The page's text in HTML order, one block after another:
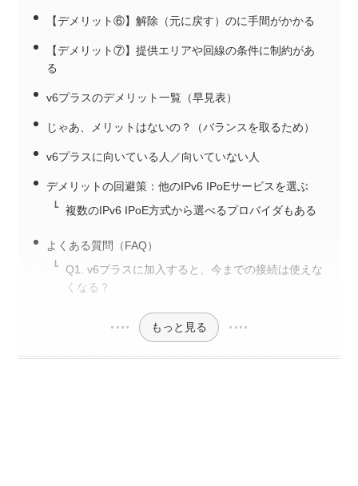
【デメリット⑥】解除（元に戻す）のに手間がかかる
【デメリット⑦】提供エリアや回線の条件に制約があ
る
v6プラスのデメリット一覧（早見表）
じゃあ、メリットはないの？（バランスを取るため）
v6プラスに向いている人／向いていない人
デメリットの回避策：他のIPv6 IPoEサービスを選ぶ
複数のIPv6 IPoE方式から選べるプロバイダもある
よくある質問（FAQ）
Q1. v6プラスに加入すると、今までの接続は使えな
くなる？
もっと見る